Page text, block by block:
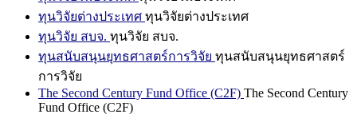
ทุนวิจัยต่างประเทศ ทุนวิจัยต่างประเทศ
ทุนวิจัย สบจ. ทุนวิจัย สบจ.
ทุนสนับสนุนยุทธศาสตร์การวิจัย ทุนสนับสนุนยุทธศาสตร์
การวิจัย
The Second Century Fund Office (C2F) The Second Century
Fund Office (C2F)